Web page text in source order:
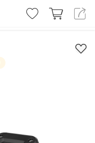
詳細 仕様